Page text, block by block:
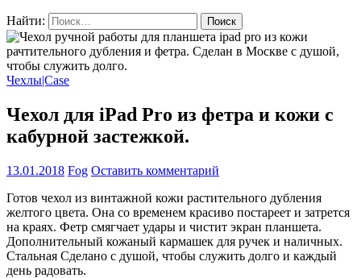
Найти:
Чехлы|Case
Чехол для iPad Pro из фетра и кожи с
кабурной застежкой.
13.01.2018 Fog Оставить комментарий
Готов чехол из винтажной кожи растительного дубления
желтого цвета. Она со временем красиво постареет и затрется
на краях. Фетр смягчает удары и чистит экран планшета.
Дополнительный кожаный кармашек для ручек и наличных.
Стальная Сделано с душой, чтобы служить долго и каждый
день радовать.